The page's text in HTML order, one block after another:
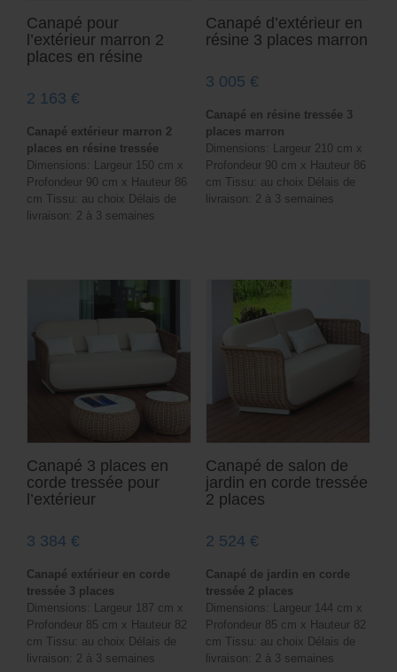
Canapé pour
l’extérieur marron 2
places en résine
2 163 €
Canapé extérieur marron 2
places en résine tressée
Dimensions: Largeur 150 cm x
Profondeur 90 cm x Hauteur 86
cm Tissu: au choix Délais de
livraison: 2 à 3 semaines
Canapé d’extérieur en
résine 3 places marron
3 005 €
Canapé en résine tressée 3
places marron
Dimensions: Largeur 210 cm x
Profondeur 90 cm x Hauteur 86
cm Tissu: au choix Délais de
livraison: 2 à 3 semaines
Canapé 3 places en
corde tressée pour
l’extérieur
3 384 €
Canapé extérieur en corde
tressée 3 places
Dimensions: Largeur 187 cm x
Profondeur 85 cm x Hauteur 82
cm Tissu: au choix Délais de
livraison: 2 à 3 semaines
Canapé de salon de
jardin en corde tressée
2 places
2 524 €
Canapé de jardin en corde
tressée 2 places
Dimensions: Largeur 144 cm x
Profondeur 85 cm x Hauteur 82
cm Tissu: au choix Délais de
livraison: 2 à 3 semaines